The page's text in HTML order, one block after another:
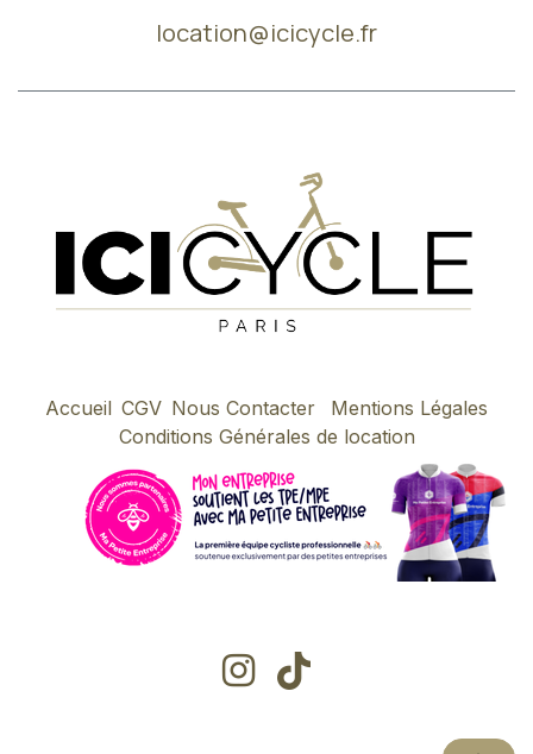
location@icicycle.fr
Accueil CGV Nous Contacter
Mentions Légales
Conditions Générales de location